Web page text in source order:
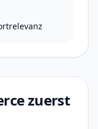
zuerst